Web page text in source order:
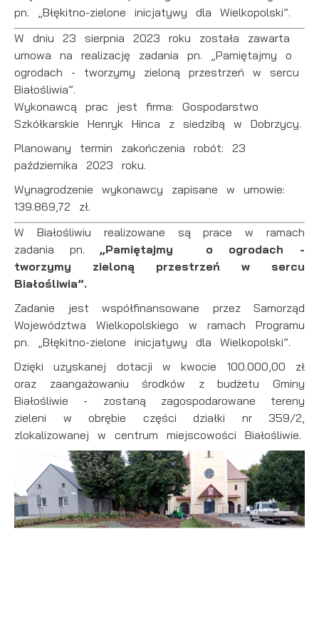
pn. „Błękitno-zielone inicjatywy dla Wielkopolski”.
W dniu 23 sierpnia 2023 roku została zawarta
umowa na realizację zadania pn. „Pamiętajmy o
ogrodach - tworzymy zieloną przestrzeń w sercu
Białośliwia”.
Wykonawcą prac jest firma: Gospodarstwo
Szkółkarskie Henryk Hinca z siedzibą w Dobrzycy.
Planowany termin zakończenia robót: 23
października 2023 roku.
Wynagrodzenie wykonawcy zapisane w umowie:
139.869,72 zł.
W Białośliwiu realizowane są prace w ramach
zadania pn. „Pamiętajmy o ogrodach -
tworzymy zieloną przestrzeń w sercu
Białośliwia”.
Zadanie jest współfinansowane przez Samorząd
Województwa Wielkopolskiego w ramach Programu
pn. „Błękitno-zielone inicjatywy dla Wielkopolski”.
Dzięki uzyskanej dotacji w kwocie 100.000,00 zł
oraz zaangażowaniu środków z budżetu Gminy
Białośliwie - zostaną zagospodarowane tereny
zieleni w obrębie części działki nr 359/2,
zlokalizowanej w centrum miejscowości Białośliwie.